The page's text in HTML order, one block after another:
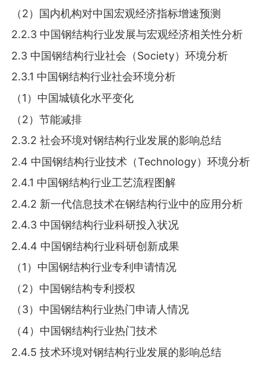
（2）国内机构对中国宏观经济指标增速预测
2.2.3 中国钢结构行业发展与宏观经济相关性分析
2.3 中国钢结构行业社会（Society）环境分析
2.3.1 中国钢结构行业社会环境分析
（1）中国城镇化水平变化
（2）节能减排
2.3.2 社会环境对钢结构行业发展的影响总结
2.4 中国钢结构行业技术（Technology）环境分析
2.4.1 中国钢结构行业工艺流程图解
2.4.2 新一代信息技术在钢结构行业中的应用分析
2.4.3 中国钢结构行业科研投入状况
2.4.4 中国钢结构行业科研创新成果
（1）中国钢结构行业专利申请情况
（2）中国钢结构专利授权
（3）中国钢结构行业热门申请人情况
（4）中国钢结构行业热门技术
2.4.5 技术环境对钢结构行业发展的影响总结